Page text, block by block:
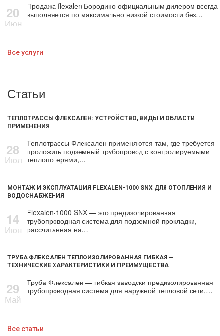
20
Июн
Продажа flехalеn Бородино официальным дилером всегда
выполняется по максимально низкой стоимости без…
Все услуги
Статьи
ТЕПЛОТРАССЫ ФЛЕКСАЛЕН: УСТРОЙСТВО, ВИДЫ И ОБЛАСТИ
ПРИМЕНЕНИЯ
28
Июл
Теплотрассы Флексален применяются там, где требуется
проложить подземный трубопровод с контролируемыми
теплопотерями,…
МОНТАЖ И ЭКСПЛУАТАЦИЯ FLEXALEN-1000 SNX ДЛЯ ОТОПЛЕНИЯ И
ВОДОСНАБЖЕНИЯ
14
Июн
Flexalen-1000 SNX — это предизолированная
трубопроводная система для подземной прокладки,
рассчитанная на…
ТРУБА ФЛЕКСАЛЕН ТЕПЛОИЗОЛИРОВАННАЯ ГИБКАЯ —
ТЕХНИЧЕСКИЕ ХАРАКТЕРИСТИКИ И ПРЕИМУЩЕСТВА
29
Май
Труба Флексален — гибкая заводски предизолированная
трубопроводная система для наружной тепловой сети,…
Все статьи